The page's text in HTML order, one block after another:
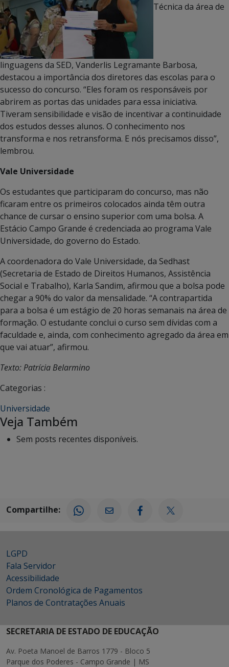
Técnica da área de
linguagens da SED, Vanderlis Legramante Barbosa,
destacou a importância dos diretores das escolas para o
sucesso do concurso. “Eles foram os responsáveis por
abrirem as portas das unidades para essa iniciativa.
Tiveram sensibilidade e visão de incentivar a continuidade
dos estudos desses alunos. O conhecimento nos
transforma e nos retransforma. E nós precisamos disso”,
lembrou.
Vale Universidade
Os estudantes que participaram do concurso, mas não
ficaram entre os primeiros colocados ainda têm outra
chance de cursar o ensino superior com uma bolsa. A
Estácio Campo Grande é credenciada ao programa Vale
Universidade, do governo do Estado.
A coordenadora do Vale Universidade, da Sedhast
(Secretaria de Estado de Direitos Humanos, Assistência
Social e Trabalho), Karla Sandim, afirmou que a bolsa pode
chegar a 90% do valor da mensalidade. “A contrapartida
para a bolsa é um estágio de 20 horas semanais na área de
formação. O estudante conclui o curso sem dívidas com a
faculdade e, ainda, com conhecimento agregado da área em
que vai atuar”, afirmou.
Texto: Patrícia Belarmino
Categorias :
Universidade
Veja Também
Sem posts recentes disponíveis.
Compartilhe:
LGPD
Fala Servidor
Acessibilidade
Ordem Cronológica de Pagamentos
Planos de Contratações Anuais
SECRETARIA DE ESTADO DE EDUCAÇÃO
Av. Poeta Manoel de Barros 1779 - Bloco 5
Parque dos Poderes - Campo Grande | MS